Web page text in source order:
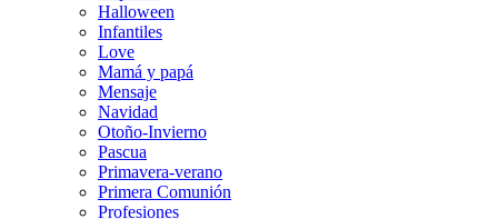
Halloween
Infantiles
Love
Mamá y papá
Mensaje
Navidad
Otoño-Invierno
Pascua
Primavera-verano
Primera Comunión
Profesiones